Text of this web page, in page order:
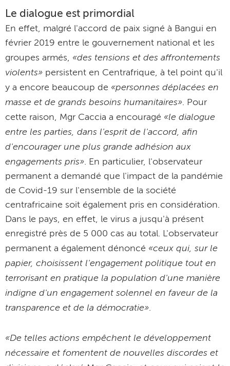
Le dialogue est primordial
En effet, malgré l'accord de paix signé à Bangui en
février 2019 entre le gouvernement national et les
groupes armés, «des tensions et des affrontements
violents» persistent en Centrafrique, à tel point qu'il
y a encore beaucoup de «personnes déplacées en
masse et de grands besoins humanitaires». Pour
cette raison, Mgr Caccia a encouragé «le dialogue
entre les parties, dans l'esprit de l'accord, afin
d'encourager une plus grande adhésion aux
engagements pris». En particulier, l'observateur
permanent a demandé que l'impact de la pandémie
de Covid-19 sur l'ensemble de la société
centrafricaine soit également pris en considération.
Dans le pays, en effet, le virus a jusqu'à présent
enregistré près de 5 000 cas au total. L'observateur
permanent a également dénoncé «ceux qui, sur le
papier, choisissent l'engagement politique tout en
terrorisant en pratique la population d'une manière
indigne d'un engagement solennel en faveur de la
transparence et de la démocratie».
«De telles actions empêchent le développement
nécessaire et fomentent de nouvelles discordes et